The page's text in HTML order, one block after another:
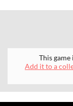
This
Add it to a